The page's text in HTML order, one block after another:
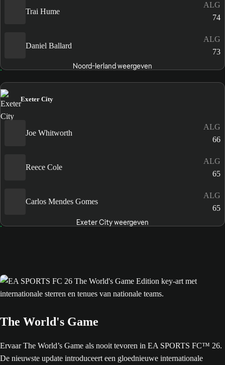
Trai Hume
ALG
74
Daniel Ballard
ALG
73
Noord-Ierland weergeven
Exeter City
Joe Whitworth
ALG
66
Reece Cole
ALG
65
Carlos Mendes Gomes
ALG
65
Exeter City weergeven
The World's Game
Ervaar The World’s Game als nooit tevoren in EA SPORTS FC™ 26.
De nieuwste update introduceert een gloednieuwe internationale